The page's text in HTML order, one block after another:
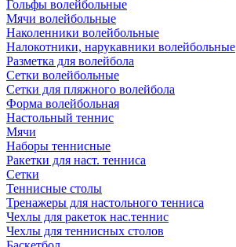
Гольфы волейбольные
Мячи волейбольные
Наколенники волейбольные
Налокотники, нарукавники волейбольные
Разметка для волейбола
Сетки волейбольные
Сетки для пляжного волейбола
Форма волейбольная
Настольный теннис
Мячи
Наборы теннисные
Ракетки для наст. тенниса
Сетки
Теннисные столы
Тренажеры для настольного тенниса
Чехлы для ракеток нас.теннис
Чехлы для теннисных столов